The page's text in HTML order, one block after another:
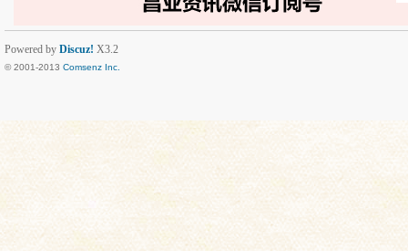
Powered by Discuz! X3.2
© 2001-2013 Comsenz Inc.